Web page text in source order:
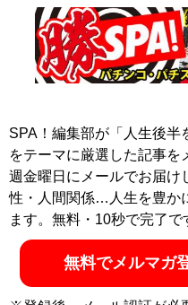
の軽さがセールスポイント
X（旧Twitter）salesmorita32
記事一覧へ
SPA！編集部が「人生後半
をテーマに厳選した記事を
週金曜日にメールでお届け
性・人間関係…人生を豊か
ます。無料・10秒で完了で
無料でメルマ